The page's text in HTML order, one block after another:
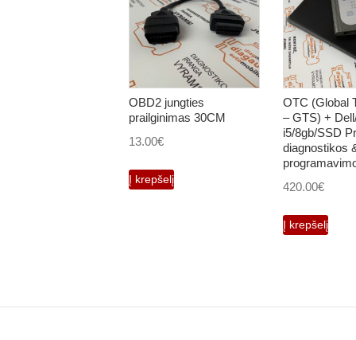
OBD2 jungties
prailginimas 30CM
13.00€
Į krepšelį
OTC (Global
– GTS) +
i5/8gb/SSD
diagnostikos
420.00€
Į krepšelį